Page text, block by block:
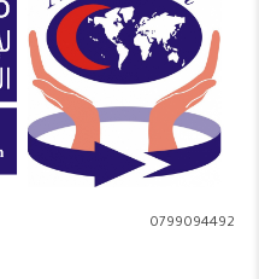
0799094492